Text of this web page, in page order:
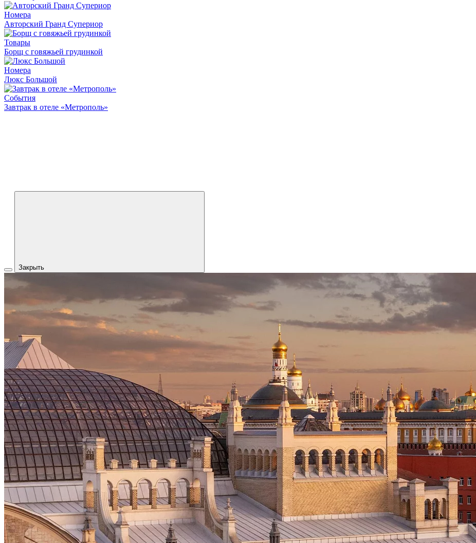
Номера
Авторский Гранд Супериор
Товары
Борщ с говяжьей грудинкой
Номера
Люкс Большой
События
Завтрак в отеле «Метрополь»
Закрыть